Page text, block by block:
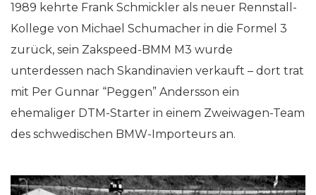
1989 kehrte Frank Schmickler als neuer Rennstall-
Kollege von Michael Schumacher in die Formel 3
zurück, sein Zakspeed-BMM M3 wurde
unterdessen nach Skandinavien verkauft – dort trat
mit Per Gunnar “Peggen” Andersson ein
ehemaliger DTM-Starter in einem Zweiwagen-Team
des schwedischen BMW-Importeurs an.